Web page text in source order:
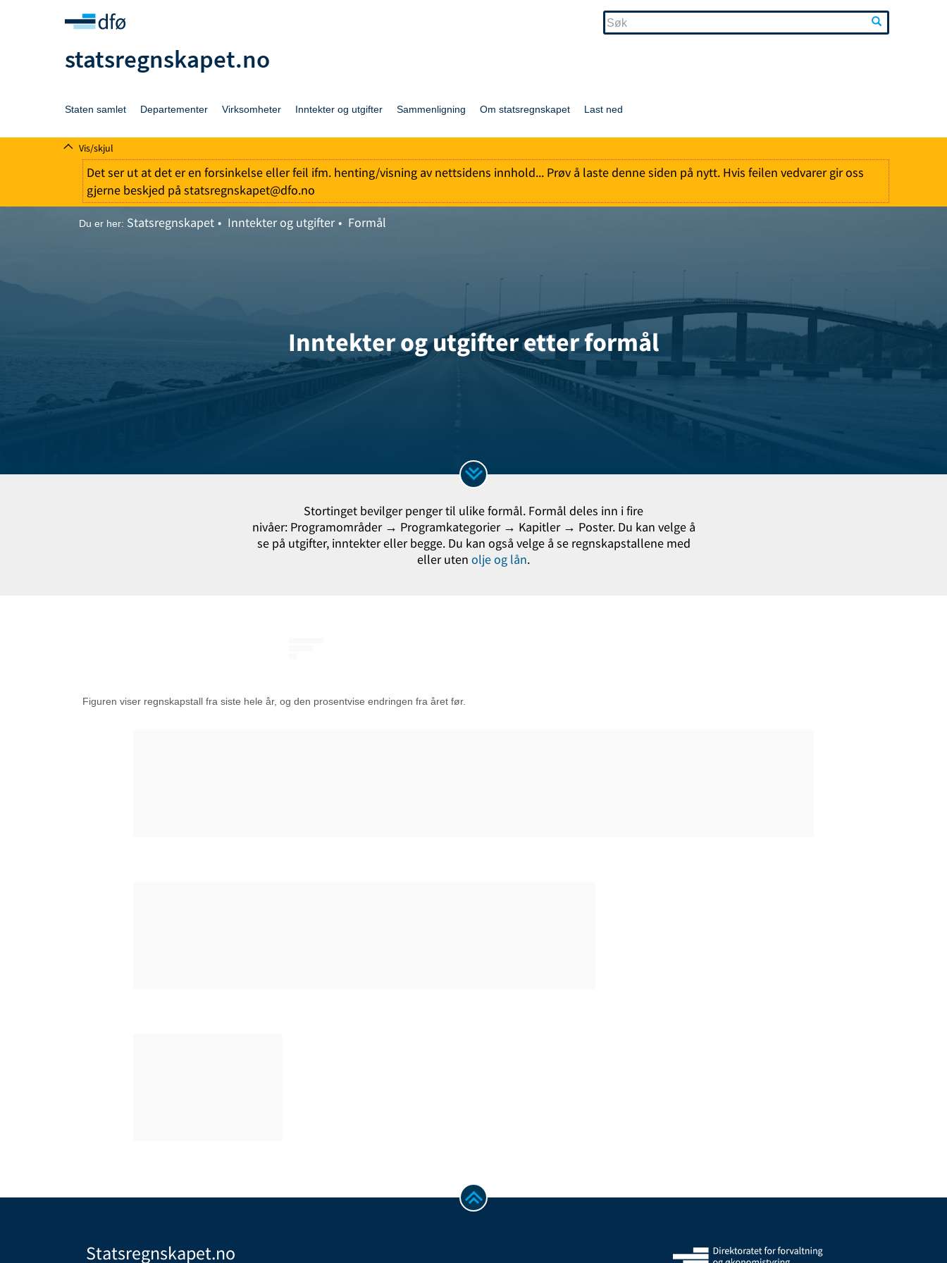
statsregnskapet.no
Staten samlet Departementer Virksomheter Inntekter og utgifter Sammenligning Om statsregnskapet Last ned
Vis/skjul
Det ser ut at det er en forsinkelse eller feil ifm. henting/visning av nettsidens innhold... Prøv å laste denne siden på nytt. Hvis feilen vedvarer gir oss
gjerne beskjed på statsregnskapet@dfo.no
Du er her: Statsregnskapet Inntekter og utgifter Formål
Inntekter og utgifter etter formål
Stortinget bevilger penger til ulike formål. Formål deles inn i fire
nivåer: Programområder → Programkategorier → Kapitler → Poster. Du kan velge å
se på utgifter, inntekter eller begge. Du kan også velge å se regnskapstallene med
eller uten olje og lån.
Figuren viser regnskapstall fra siste hele år, og den prosentvise endringen fra året før.
Statsregnskapet.no